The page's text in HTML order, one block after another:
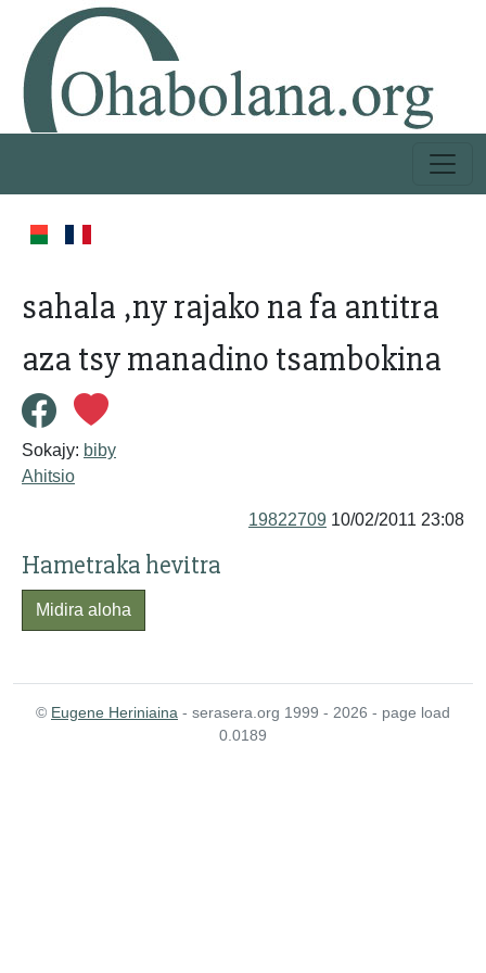
sahala ,ny rajako na fa antitra
aza tsy manadino tsambokina
Sokajy: biby
Ahitsio
19822709 10/02/2011 23:08
Hametraka hevitra
Midira aloha
© Eugene Heriniaina - serasera.org 1999 - 2026 - page load
0.0189